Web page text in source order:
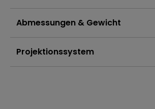
Abmessungen & Gewicht
Projektionssystem